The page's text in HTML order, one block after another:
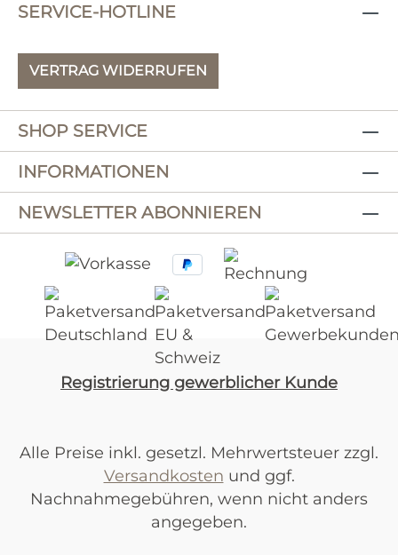
SERVICE-HOTLINE
VERTRAG WIDERRUFEN
SHOP SERVICE
INFORMATIONEN
NEWSLETTER ABONNIEREN
Registrierung gewerblicher Kunde
Alle Preise inkl. gesetzl. Mehrwertsteuer zzgl.
Versandkosten und ggf.
Nachnahmegebühren, wenn nicht anders
angegeben.